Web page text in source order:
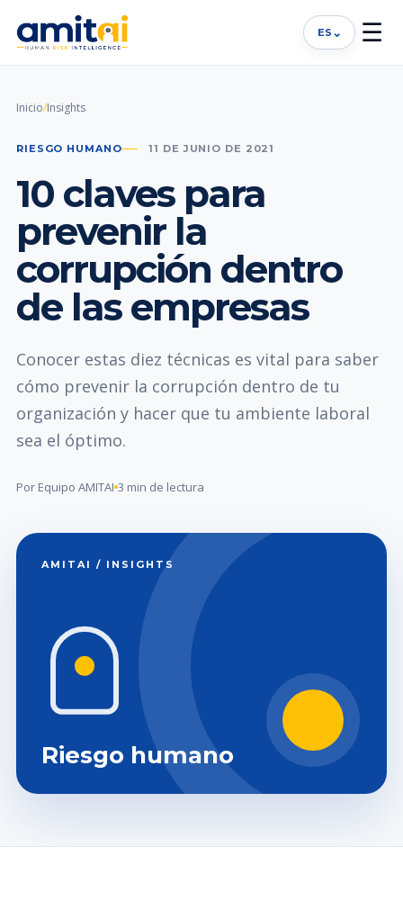
ES ⌄ ☰
Inicio/Insights
RIESGO HUMANO 11 DE JUNIO DE 2021
10 claves para
prevenir la
corrupción dentro
de las empresas
Conocer estas diez técnicas es vital para saber
cómo prevenir la corrupción dentro de tu
organización y hacer que tu ambiente laboral
sea el óptimo.
Por Equipo AMITAI 3 min de lectura
AMITAI / INSIGHTS
Riesgo humano